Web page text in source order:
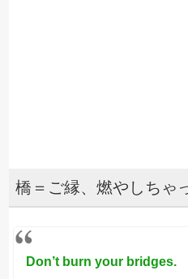
橋＝ご縁、燃やしちゃ
Don’t burn your bridges.